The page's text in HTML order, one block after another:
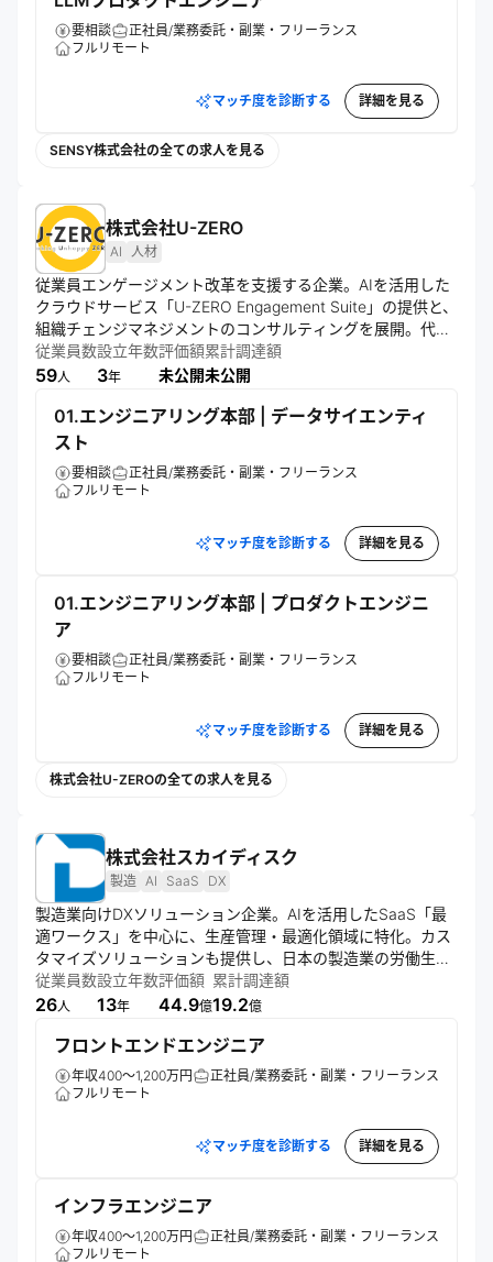
要相談
正社員/業務委託・副業・フリーランス
フルリモート
マッチ度を診断する 詳細を見る
SENSY株式会社の全ての求人を見る
株式会社U-ZERO
AI 人材
従業員エンゲージメント改革を支援する企業。AIを活用した
クラウドサービス「U-ZERO Engagement Suite」の提供と、
組織チェンジマネジメントのコンサルティングを展開。代表
の三村真宗は前職のコンカーで「働きがいのある会社ランキ
ング」7年連続1位を達成した実績を持ち、その知見を活かし
従業員数
59人
設立年数
3年
評価額
未公開
累計調達額
未公開
01.エンジニアリング本部 | データサイエンティ
スト
要相談
正社員/業務委託・副業・フリーランス
フルリモート
マッチ度を診断する 詳細を見る
01.エンジニアリング本部 | プロダクトエンジニ
ア
要相談
正社員/業務委託・副業・フリーランス
フルリモート
マッチ度を診断する 詳細を見る
株式会社U-ZEROの全ての求人を見る
株式会社スカイディスク
製造 AI SaaS DX
製造業向けDXソリューション企業。AIを活用したSaaS「最
適ワークス」を中心に、生産管理・最適化領域に特化。カス
タマイズソリューションも提供し、日本の製造業の労働生産
性向上を目指す。スモールスタートとPDCAを重視した導入
で、クライアントのDX推進を支援する。
従業員数
26人
設立年数
13年
評価額
44.9億
累計調達額
19.2億
フロントエンドエンジニア
年収400～1,200万円
正社員/業務委託・副業・フリーランス
フルリモート
マッチ度を診断する 詳細を見る
インフラエンジニア
年収400～1,200万円
正社員/業務委託・副業・フリーランス
フルリモート